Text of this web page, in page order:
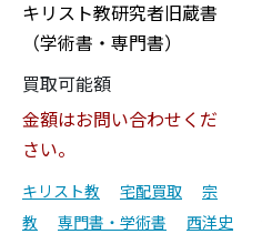
キリスト教研究者旧蔵書
（学術書・専門書）
買取可能額
金額はお問い合わせくだ
さい。
キリスト教 宅配買取
宗
教
専門書・学術書 西洋史